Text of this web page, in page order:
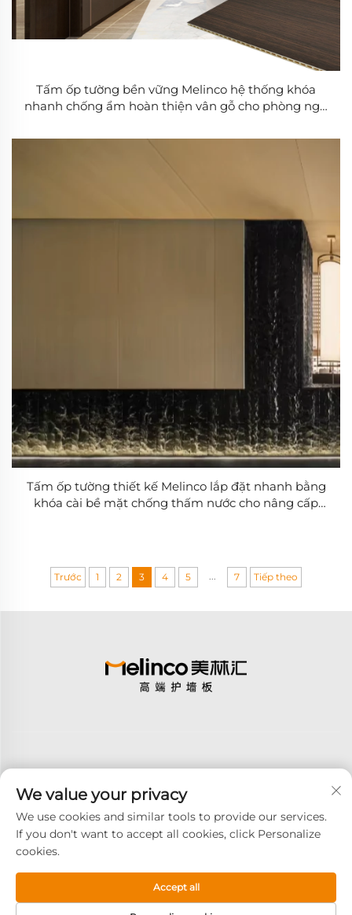
Tấm ốp tường bền vững Melinco hệ thống khóa
nhanh chống ẩm hoàn thiện vân gỗ cho phòng ngủ
Tấm ốp tường thiết kế Melinco lắp đặt nhanh bằng
khóa cài bề mặt chống thấm nước cho nâng cấp
Trước 1 2 3 4 5 ... 7 Tiếp theo
Đăng ký
Bản quyền © 2026 GOODAY ADVANCED MATERIALS CO.,LTD. Tất cả
các quyền được bảo lưu - Chính sách bảo mật
We value your privacy
We use cookies and similar tools to provide our services.
If you don't want to accept all cookies, click Personalize
cookies.
Accept all